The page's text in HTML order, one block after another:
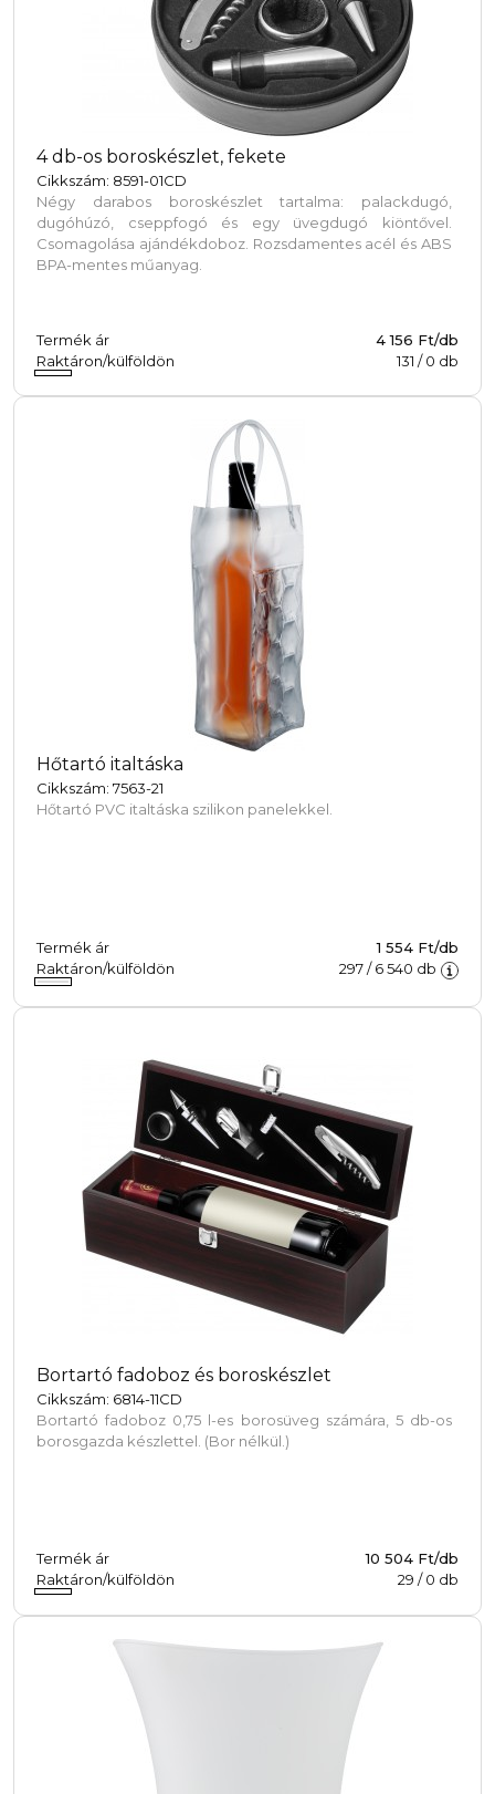
4 db-os boroskészlet, fekete
Cikkszám: 8591-01CD
Négy darabos boroskészlet tartalma: palackdugó,
dugóhúzó, cseppfogó és egy üvegdugó kiöntővel.
Csomagolása ajándékdoboz. Rozsdamentes acél és ABS
BPA-mentes műanyag.
Termék ár
4 156 Ft/db
Raktáron/külföldön
131 /0 db
Hőtartó italtáska
Cikkszám: 7563-21
Hőtartó PVC italtáska szilikon panelekkel.
Termék ár
1 554 Ft/db
Raktáron/külföldön
297/6 540 db
Bortartó fadoboz és boroskészlet
Cikkszám: 6814-11CD
Bortartó fadoboz 0,75 l-es borosüveg számára, 5 db-os
borosgazda készlettel. (Bor nélkül.)
Termék ár
10 504 Ft/db
Raktáron/külföldön
29 /0 db